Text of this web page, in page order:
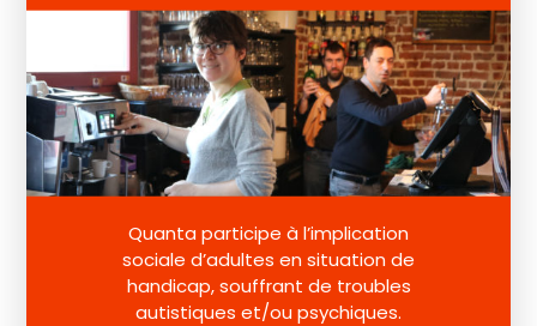
Quanta participe à l’implication
sociale d’adultes en situation de
handicap, souffrant de troubles
autistiques et/ou psychiques.